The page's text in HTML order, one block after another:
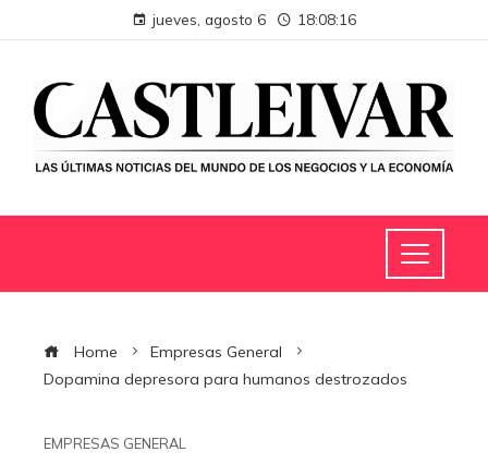
jueves, agosto 6 18:08:17
Home
Empresas General
Dopamina depresora para humanos destrozados
EMPRESAS GENERAL